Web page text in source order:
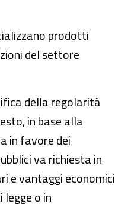
prodotti
del settore
della regolarità
in base alla
in favore dei
va richiesta in
e vantaggi economici
o in